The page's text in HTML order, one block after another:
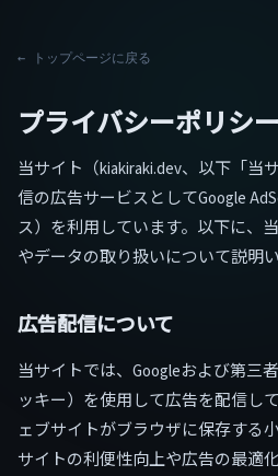
← トップページに戻る
プライバシーポリシー
当サイト（kiakiraki.dev、以下「当
信の広告サービスとしてGoogle
ス）を利用しています。以下に、
やデータの取り扱いについて説明い
広告配信について
当サイトでは、Googleおよび第三
ッキー）を使用して広告を配信し
ェブサイトがブラウザに保存する
サイトの利便性向上や広告の最適